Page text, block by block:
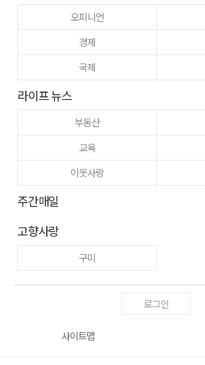
오피니언
경제
국제
라이프 뉴스
부동산
교육
이웃사랑
주간매일
고향사랑
구미
로그인
사이트맵